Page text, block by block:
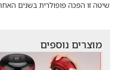
שיטה זו הפכה פופולרית בשנים
מוצרים נוספים